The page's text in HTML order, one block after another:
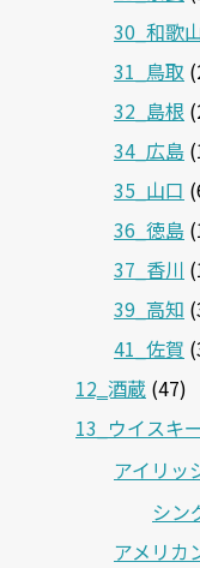
30_和歌
31_鳥取
32_島根
34_広島
35_山口
36_徳島
37_香川
39_高知
41_佐賀
12‗酒蔵 (47)
13_ウイスキー
アイリッ
シン
アメリカ